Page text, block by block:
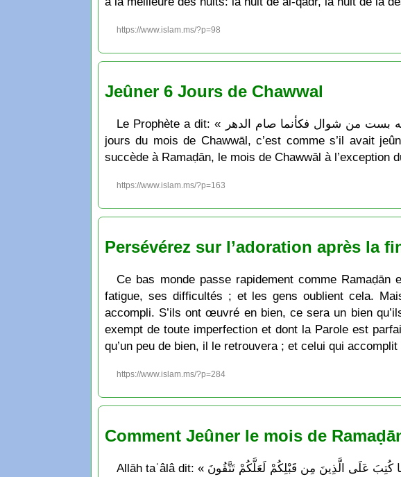
https://www.islam.ms/?p=98
Jeûner 6 Jours de Chawwal
Le Prophète a dit: « من صام رمضان ثم أتبعه بست من شوال فكأنما صام الدهر » qui signifie: « Celui qui jeûne le mois de Ramaḍān et six
jours du mois de Chawwāl, c’est comme s’il avait
succède à Ramaḍān, le mois de Chawwāl à l’exception
https://www.islam.ms/?p=163
Persévérez sur l’adoration après la
Ce bas monde passe rapidement comme
fatigue, ses difficultés ; et les gens oublient cela.
accompli. S’ils ont œuvré en bien, ce sera un bien
exempt de toute imperfection et dont la Parole est
qu’un peu de bien, il le retrouvera ; et celui qui
https://www.islam.ms/?p=284
Comment Jeûner le mois de
Allāh taʿâlâ dit: « يَا أَيُّهَا الَّذِينَ آمَنُوا كُتِبَ عَلَيْكُمُ الصِّيَامُ كَمَا كُتِبَ عَلَى الَّذِينَ مِن قَبْلِكُمْ لَعَلَّكُمْ تَتَّقُونَ » qui signifie: « Ô vous qui avez cru, le jeûne